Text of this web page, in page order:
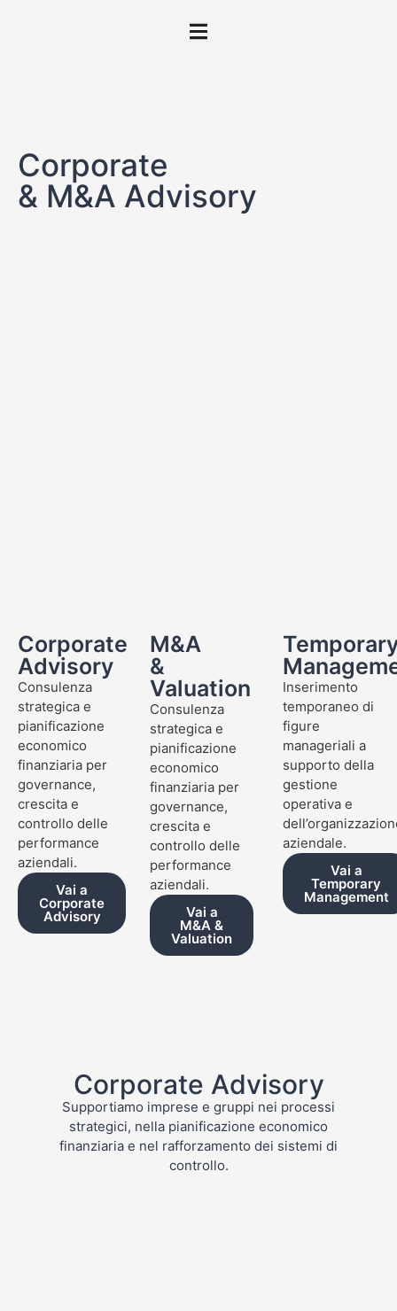
Corporate
& M&A Advisory
Corporate
Advisory
Consulenza
strategica e
pianificazione
economico
finanziaria per
governance,
crescita e
controllo delle
performance
aziendali.
Vai a
Corporate
Advisory
M&A
&
Valuation
Consulenza
strategica e
pianificazione
economico
finanziaria per
governance,
crescita e
controllo delle
performance
aziendali.
Vai a
M&A &
Valuation
Inserimento
temporaneo di
figure
manageriali a
supporto della
gestione
operativa e
aziendale.
Vai a
Temporary
Management
Corporate Advisory
Supportiamo imprese e gruppi nei processi
strategici, nella pianificazione economico
finanziaria e nel rafforzamento dei sistemi di
controllo.